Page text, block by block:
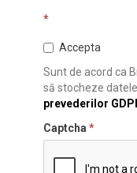
*
Accepta
Sunt de acord ca
să stocheze
prevederilor
Captcha *